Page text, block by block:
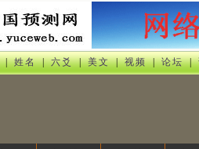
| 姓名 | 六爻 | 美文 | 视频 | 论坛 |